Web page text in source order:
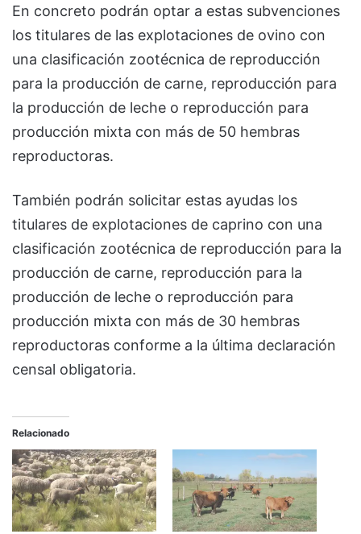
En concreto podrán optar a estas subvenciones
los titulares de las explotaciones de ovino con
una clasificación zootécnica de reproducción
para la producción de carne, reproducción para
la producción de leche o reproducción para
producción mixta con más de 50 hembras
reproductoras.
También podrán solicitar estas ayudas los
titulares de explotaciones de caprino con una
clasificación zootécnica de reproducción para la
producción de carne, reproducción para la
producción de leche o reproducción para
producción mixta con más de 30 hembras
reproductoras conforme a la última declaración
censal obligatoria.
Relacionado